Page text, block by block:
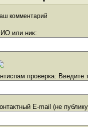
комментарий
или ник:
проверка: Введите
E-mail (не